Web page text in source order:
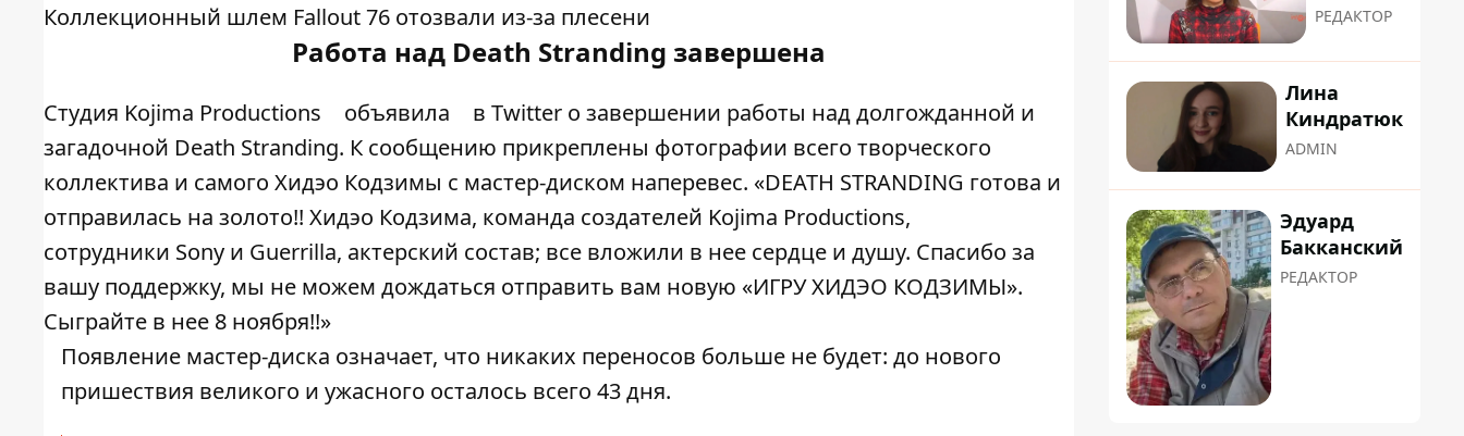
Коллекционный шлем Fallout 76 отозвали из-за плесени
Работа над Death Stranding завершена
Студия Kojima Productions объявила
в Twitter о завершении работы над долгожданной и
загадочной Death Stranding. К сообщению прикреплены фотографии всего творческого
коллектива и самого Хидэо Кодзимы с мастер-диском наперевес. «DEATH STRANDING готова и
отправилась на золото!! Хидэо Кодзима, команда создателей Kojima Productions,
сотрудники Sony и Guerrilla, актерский состав; все вложили в нее сердце и душу. Спасибо за
вашу поддержку, мы не можем дождаться отправить вам новую «ИГРУ ХИДЭО КОДЗИМЫ».
Сыграйте в нее 8 ноября!!»
Появление мастер-диска означает, что никаких переносов больше не будет: до нового
пришествия великого и ужасного осталось всего 43 дня.
РЕДАКТОР
Лина
Киндратюк
ADMIN
Эдуард
Бакканский
РЕДАКТОР